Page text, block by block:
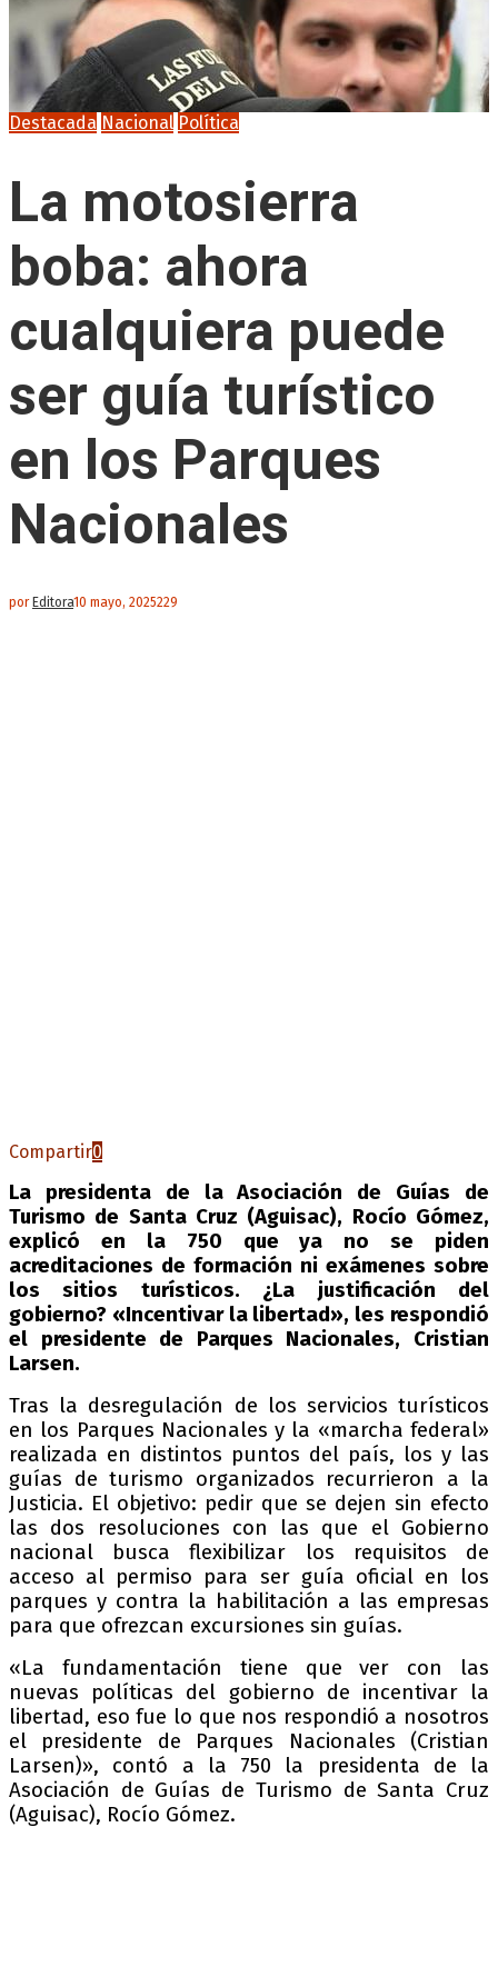
Destacada Nacional Política
La motosierra
boba: ahora
cualquiera puede
ser guía turístico
en los Parques
Nacionales
porEditora10 mayo, 2025229
Compartir0
La presidenta de la Asociación de Guías de
Turismo de Santa Cruz (Aguisac), Rocío Gómez,
explicó en la 750 que ya no se piden
acreditaciones de formación ni exámenes sobre
los sitios turísticos. ¿La justificación del
gobierno? «Incentivar la libertad», les respondió
el presidente de Parques Nacionales, Cristian
Larsen.
Tras la desregulación de los servicios turísticos
en los Parques Nacionales y la «marcha federal»
realizada en distintos puntos del país, los y las
guías de turismo organizados recurrieron a la
Justicia. El objetivo: pedir que se dejen sin efecto
las dos resoluciones con las que el Gobierno
nacional busca flexibilizar los requisitos de
acceso al permiso para ser guía oficial en los
parques y contra la habilitación a las empresas
para que ofrezcan excursiones sin guías.
«La fundamentación tiene que ver con las
nuevas políticas del gobierno de incentivar la
libertad, eso fue lo que nos respondió a nosotros
el presidente de Parques Nacionales (Cristian
Larsen)», contó a la 750 la presidenta de la
Asociación de Guías de Turismo de Santa Cruz
(Aguisac), Rocío Gómez.